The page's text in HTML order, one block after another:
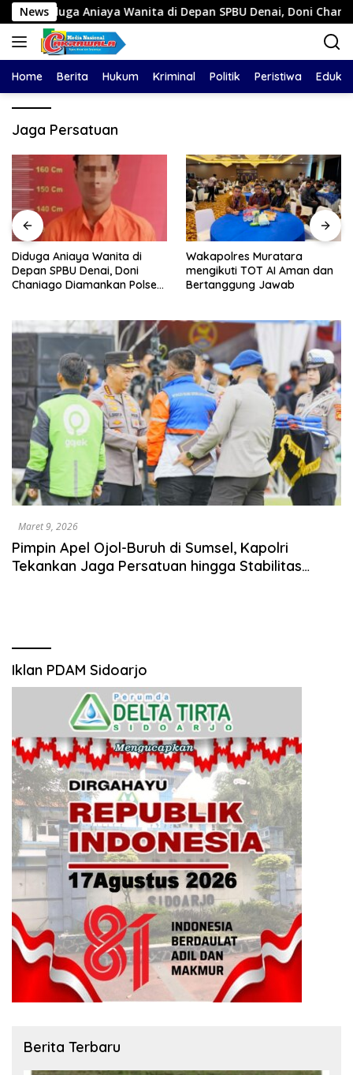
Langsung
ke
konten
News
Aniaya Wanita di Depan SPBU Denai, Doni Chaniago
Home Berita Hukum Kriminal Politik Peristiwa
Jaga Persatuan
Diduga Aniaya Wanita di
Depan SPBU Denai, Doni
Chaniago Diamankan Polsek
Wakapolres Muratara
mengikuti TOT AI Aman dan
Bertanggung Jawab
Maret 9, 2026
Pimpin Apel Ojol-Buruh di Sumsel, Kapolri
Tekankan Jaga Persatuan hingga Stabilitas
Iklan PDAM Sidoarjo
Berita Terbaru